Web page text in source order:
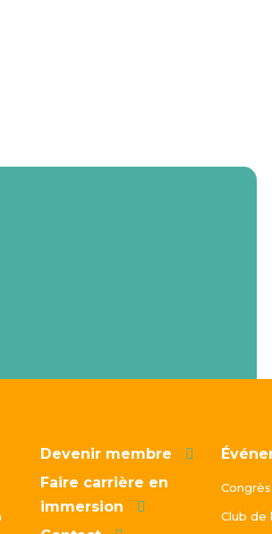
Devenir membre
Faire carrière en
immersion
Congrès
Club de